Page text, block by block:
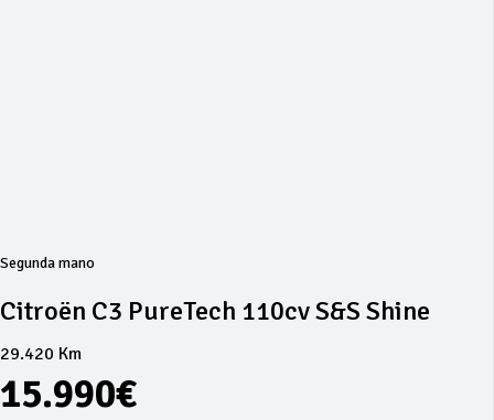
Segunda mano
Citroën C3 PureTech 110cv S&S Shine
29.420 Km
15.990€